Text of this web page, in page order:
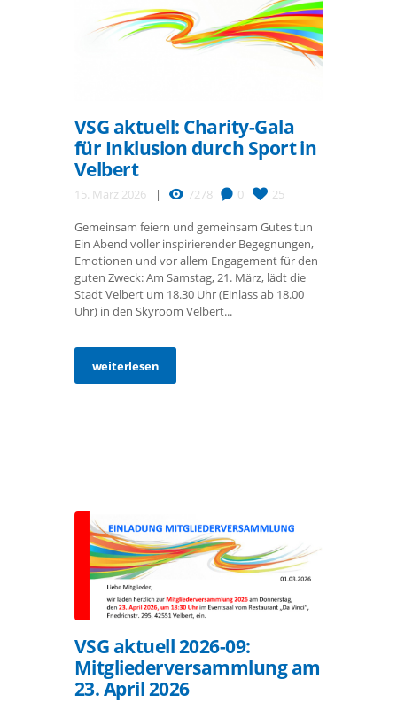
VSG aktuell: Charity-Gala
für Inklusion durch Sport in
Velbert
15. März 2026 7278 0 25
Gemeinsam feiern und gemeinsam Gutes tun
Ein Abend voller inspirierender Begegnungen,
Emotionen und vor allem Engagement für den
guten Zweck: Am Samstag, 21. März, lädt die
Stadt Velbert um 18.30 Uhr (Einlass ab 18.00
Uhr) in den Skyroom Velbert...
weiterlesen
VSG aktuell 2026-09:
Mitgliederversammlung am
23. April 2026